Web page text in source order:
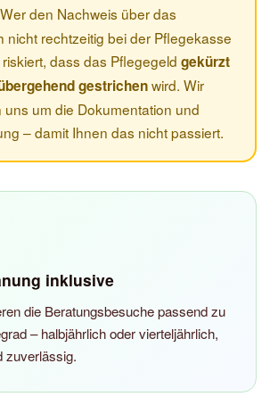
Wer den Nachweis über das
nicht rechtzeitig bei der Pflegekasse
dass das Pflegegeld gekürzt
gestrichenwird. Wir
uns um die Dokumentation und
– damit Ihnen das nicht passiert.
inklusive
die Beratungsbesuche passend zu
– halbjährlich oder vierteljährlich,
zuverlässig.